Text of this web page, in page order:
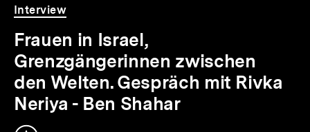
Video
Dauer
15
Min.
Interview
Frauen in Israel,
Grenzgängerinnen zwischen
den Welten. Gespräch mit Rivka
Neriya - Ben Shahar